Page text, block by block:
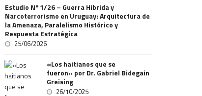
Estudio Nº 1/26 – Guerra Hibrida y
Narcoterrorismo en Uruguay: Arquitectura de
la Amenaza, Paralelismo Histórico y
Respuesta Estratégica
25/06/2026
«Los haitianos que se
fueron» por Dr. Gabriel Bidegain
Greising
26/10/2025